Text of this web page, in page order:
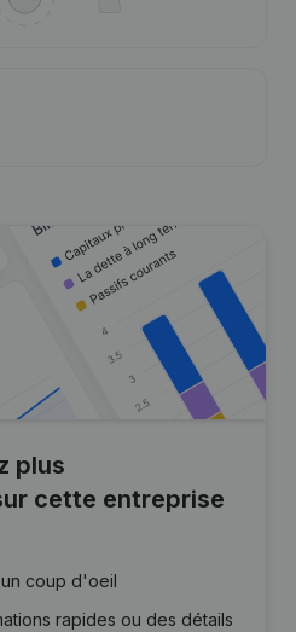
plus
cette entreprise
coup d'oeil
rapides ou des détails